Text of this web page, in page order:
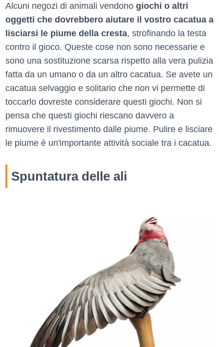
Alcuni negozi di animali vendono giochi o altri
oggetti che dovrebbero aiutare il vostro cacatua a
lisciarsi le piume della cresta, strofinando la testa
contro il gioco. Queste cose non sono necessarie e
sono una sostituzione scarsa rispetto alla vera pulizia
fatta da un umano o da un altro cacatua. Se avete un
cacatua selvaggio e solitario che non vi permette di
toccarlo dovreste considerare questi giochi. Non si
pensa che questi giochi riescano davvero a
rimuovere il rivestimento dalle piume. Pulire e lisciare
le piume è un'importante attività sociale tra i cacatua.
Spuntatura delle ali